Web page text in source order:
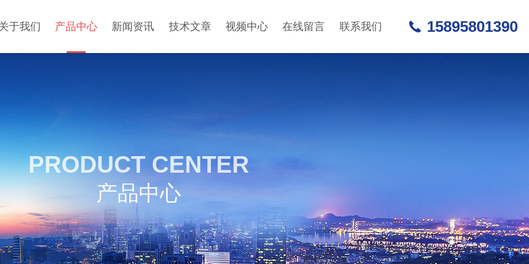
于我们 产品中心 新闻资讯 技术文章 视频中心 在线留言 联系我们 15895801390
PRODUCT CENTER
产品中心